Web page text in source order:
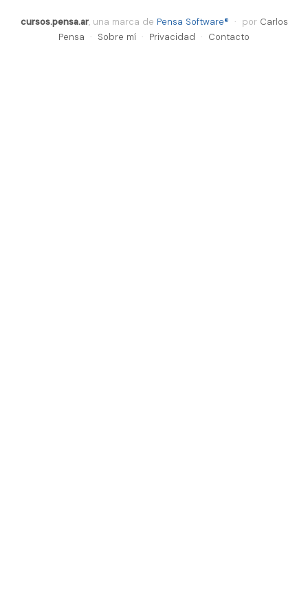
cursos.pensa.ar, una marca de Pensa Software® · por Carlos
Pensa · Sobre mí · Privacidad · Contacto